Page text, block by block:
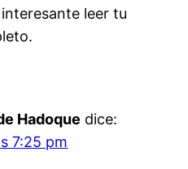
leer tu
Hadoque dice:
7:25 pm